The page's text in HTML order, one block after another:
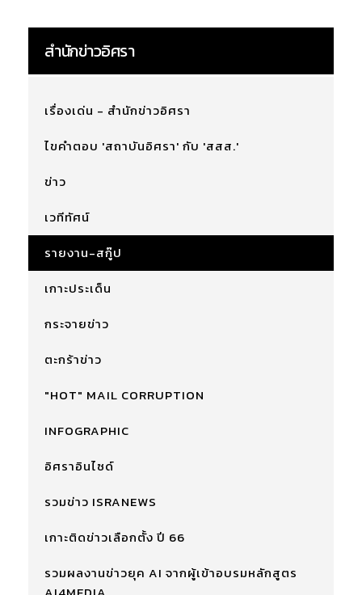
สำนักข่าวอิศรา
เรื่องเด่น - สำนักข่าวอิศรา
ไขคำตอบ 'สถาบันอิศรา' กับ 'สสส.'
ข่าว
เวทีทัศน์
รายงาน-สกู๊ป
เกาะประเด็น
กระจายข่าว
ตะกร้าข่าว
"HOT" MAIL CORRUPTION
INFOGRAPHIC
อิศราอินไซด์
รวมข่าว ISRANEWS
เกาะติดข่าวเลือกตั้ง ปี 66
รวมผลงานข่าวยุค AI จากผู้เข้าอบรมหลักสูตร